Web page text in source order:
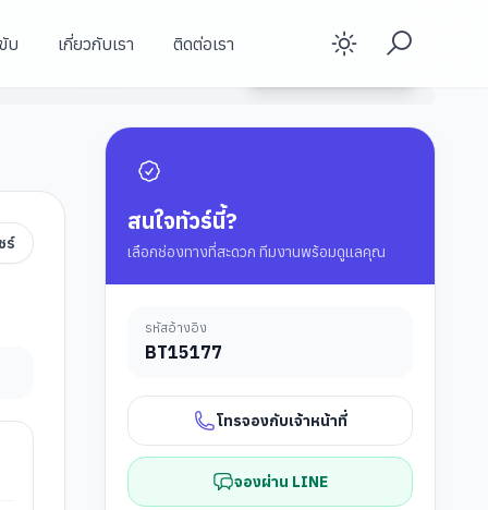
บ เกี่ยวกับเรา ติดต่อเรา Enable
ร์
สนใจทัวร์นี้?
เลือกช่องทางที่สะดวก ทีมงานพร้อมดูแลคุณ
รหัสอ้างอิง
BT15177
โทรจองกับเจ้าหน้าที่
จองผ่าน LINE